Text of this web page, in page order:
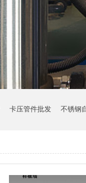
卡压管件批发 不锈钢